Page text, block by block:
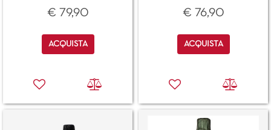
€ 79,90
Quantità
ACQUISTA
€ 76,90
Quantità
ACQUISTA